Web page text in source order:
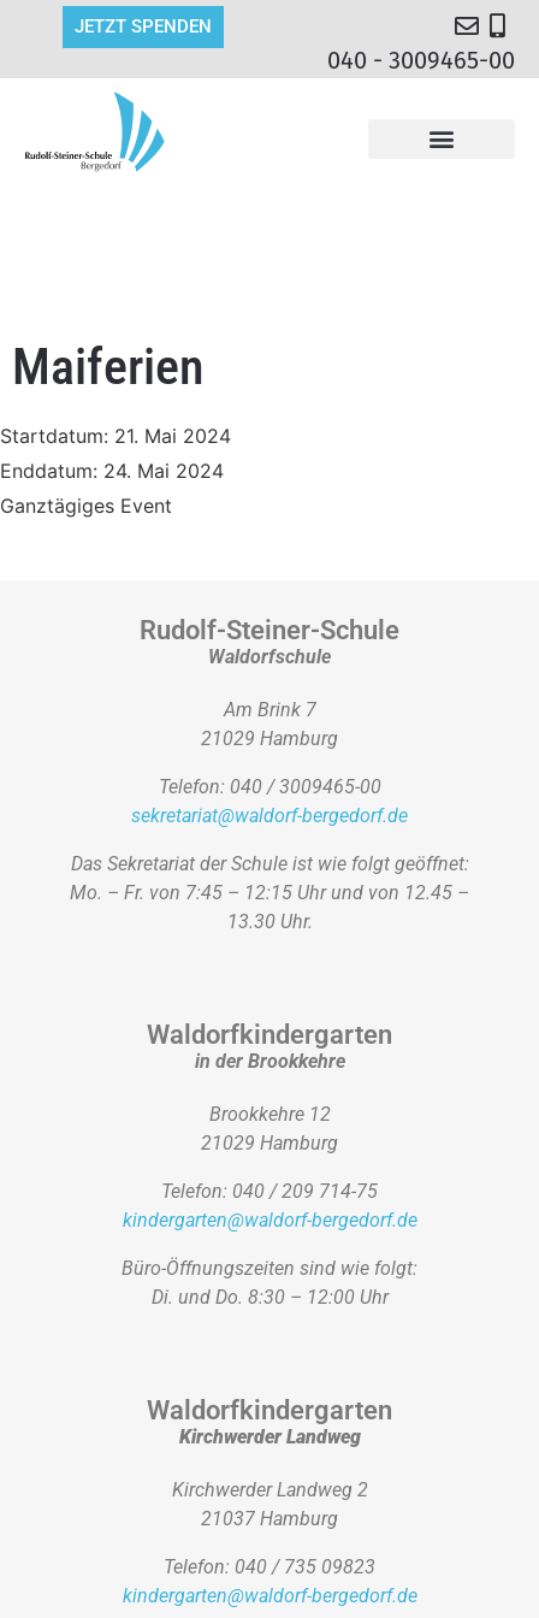
JETZT SPENDEN
040 - 3009465-00
Maiferien
Startdatum: 21. Mai 2024
Enddatum: 24. Mai 2024
Ganztägiges Event
Rudolf-Steiner-Schule
Waldorfschule
Am Brink 7
21029 Hamburg
Telefon: 040 / 3009465-00
sekretariat@waldorf-bergedorf.de
Das Sekretariat der Schule ist wie folgt geöffnet:
Mo. – Fr. von 7:45 – 12:15 Uhr und von 12.45 –
13.30 Uhr.
Waldorfkindergarten
in der Brookkehre
Brookkehre 12
21029 Hamburg
Telefon: 040 / 209 714-75
kindergarten@waldorf-bergedorf.de
Büro-Öffnungszeiten sind wie folgt:
Di. und Do. 8:30 – 12:00 Uhr
Waldorfkindergarten
Kirchwerder Landweg
Kirchwerder Landweg 2
21037 Hamburg
Telefon: 040 / 735 09823
kindergarten@waldorf-bergedorf.de